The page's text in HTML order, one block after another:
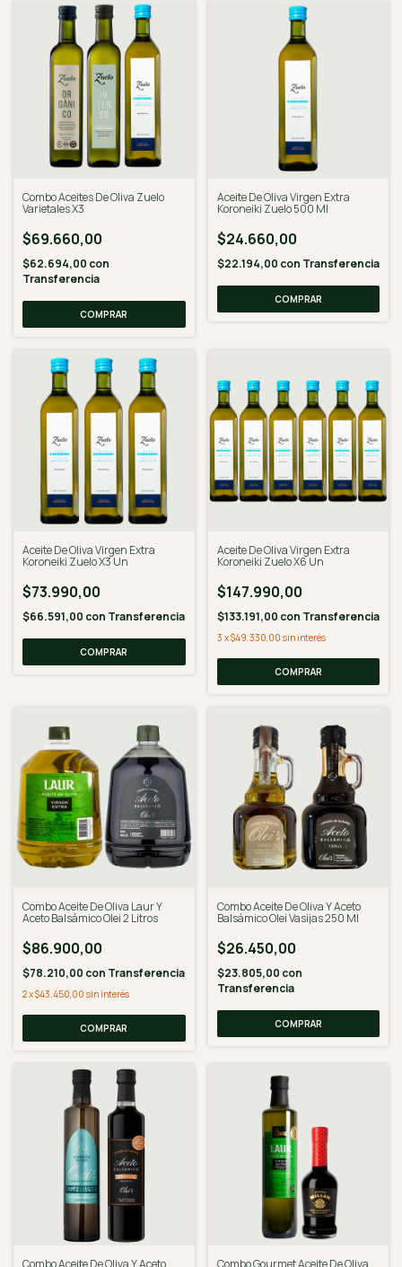
Combo Aceites De Oliva Zuelo
Varietales X3
$69.660,00
$62.694,00 con
Transferencia
Aceite De Oliva Virgen Extra
Koroneiki Zuelo 500 Ml
$24.660,00
$22.194,00 con Transferencia
Aceite De Oliva Virgen Extra
Koroneiki Zuelo X3 Un
$73.990,00
$66.591,00 con Transferencia
Aceite De Oliva Virgen Extra
Koroneiki Zuelo X6 Un
$147.990,00
$133.191,00 con Transferencia
3 x$49.330,00 sin interés
Combo Aceite De Oliva Laur Y
Aceto Balsámico Olei 2 Litros
$86.900,00
$78.210,00 con Transferencia
2x$43.450,00 sin interés
Combo Aceite De Oliva Y Aceto
Balsámico Olei Vasijas 250 Ml
$26.450,00
$23.805,00 con
Transferencia
Combo Aceite De Oliva Y Aceto Combo Gourmet Aceite De Oliva